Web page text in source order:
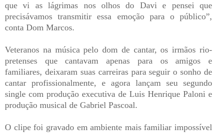
que vi as lágrimas nos olhos do Davi e pensei que
precisávamos transmitir essa emoção para o público”,
conta Dom Marcos.
Veteranos na música pelo dom de cantar, os irmãos rio-
pretenses que cantavam apenas para os amigos e
familiares, deixaram suas carreiras para seguir o sonho de
cantar profissionalmente, e agora lançam seu segundo
single com produção executiva de Luis Henrique Paloni e
produção musical de Gabriel Pascoal.
O clipe foi gravado em ambiente mais familiar impossível